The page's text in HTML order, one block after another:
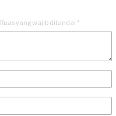
Ruas yang wajib ditandai *